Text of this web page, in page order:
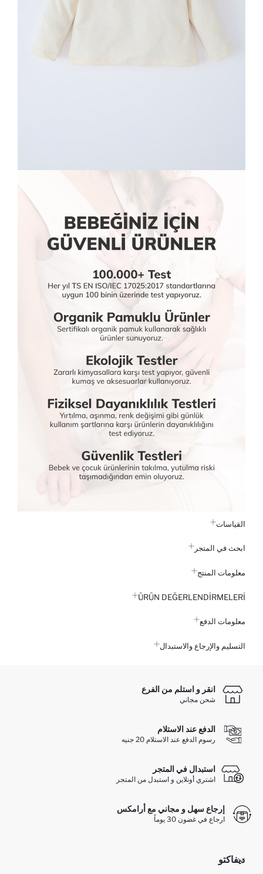
القياسات
ابحث في المتجر
معلومات المنتج
ÜRÜN DEĞERLENDİRMELERİ
معلومات الدفع
التسليم والإرجاع والاستبدال
انقر و استلم من الفرع
شحن مجاني
الدفع عند الاستلام
رسوم الدفع عند الاستلام 20 جنيه
استبدال في المتجر
اشتري أونلاين و استبدل من المتجر
إرجاع سهل و مجاني مع أرامكس
ارجاع في غضون 30 يوماً
ديفاكتو